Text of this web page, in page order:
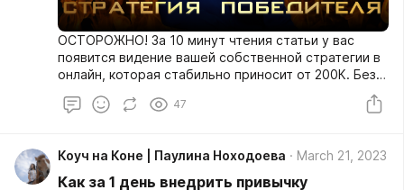
ОСТОРОЖНО! За 10 минут чтения статьи у вас
появится видение вашей собственной стратегии в
онлайн, которая стабильно приносит от 200К. Без
47
Коуч на Коне | Паулина Ноходоева March 21, 2023
Как за 1 день внедрить привычку